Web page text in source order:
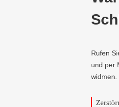
Rufen
und per
widmen.